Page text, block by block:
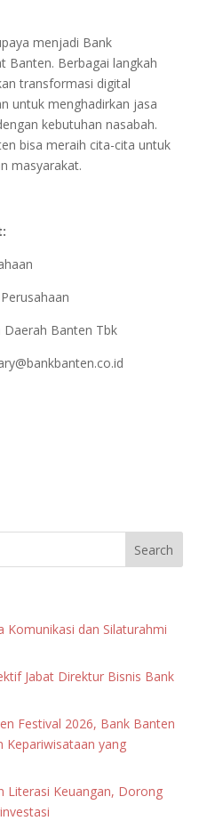
menjadi Bank
Banten. Berbagai langkah
transformasi digital
untuk menghadirkan jasa
kebutuhan nasabah.
bisa meraih cita-cita untuk
masyarakat.
Daerah Banten Tbk
Komunikasi dan Silaturahmi
Jabat Direktur Bisnis Bank
Festival 2026, Bank Banten
Kepariwisataan yang
Literasi Keuangan, Dorong